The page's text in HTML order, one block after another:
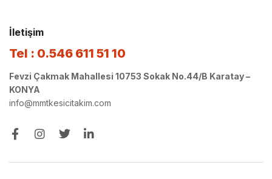
İletişim
Tel : 0.546 611 51 10
Fevzi Çakmak Mahallesi 10753 Sokak No.44/B Karatay –
KONYA
info@mmtkesicitakim.com